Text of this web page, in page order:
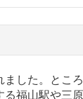
ました。とこ
る福山駅や三